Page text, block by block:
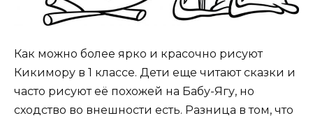
Как можно более ярко и красочно рисуют
Кикимору в 1 классе. Дети еще читают сказки и
часто рисуют её похожей на Бабу-Ягу, но
сходство во внешности есть. Разница в том, что